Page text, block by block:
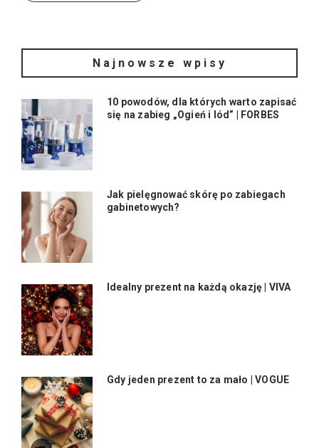
Najnowsze wpisy
10 powodów, dla których warto zapisać
się na zabieg „Ogień i lód” | FORBES
Jak pielęgnować skórę po zabiegach
gabinetowych?
Idealny prezent na każdą okazję | VIVA
Gdy jeden prezent to za mało | VOGUE